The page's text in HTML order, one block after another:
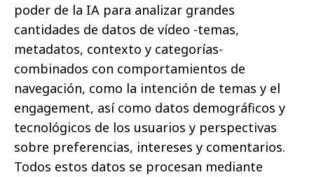
poder de la IA para analizar grandes
cantidades de datos de vídeo -temas,
metadatos, contexto y categorías-
combinados con comportamientos de
navegación, como la intención de temas y el
engagement, así como datos demográficos y
tecnológicos de los usuarios y perspectivas
sobre preferencias, intereses y comentarios.
Todos estos datos se procesan mediante